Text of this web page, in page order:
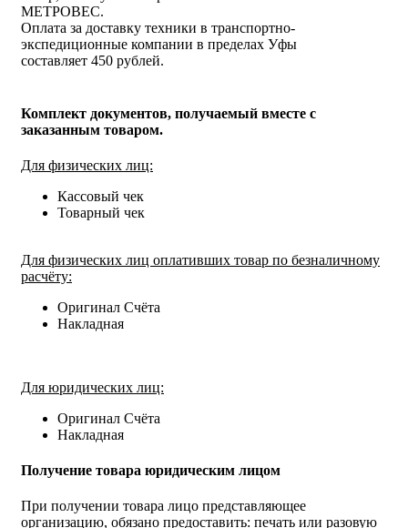
МЕТРОВЕС.
Оплата за доставку техники в транспортно-
экспедиционные компании в пределах Уфы
составляет 450 рублей.
Комплект документов, получаемый вместе с
заказанным товаром.
Для физических лиц:
Кассовый чек
Товарный чек
Для физических лиц оплативших товар по безналичному
расчёту:
Оригинал Счёта
Накладная
Для юридических лиц:
Оригинал Счёта
Накладная
Получение товара юридическим лицом
При получении товара лицо представляющее
организацию, обязано предоставить: печать или разовую